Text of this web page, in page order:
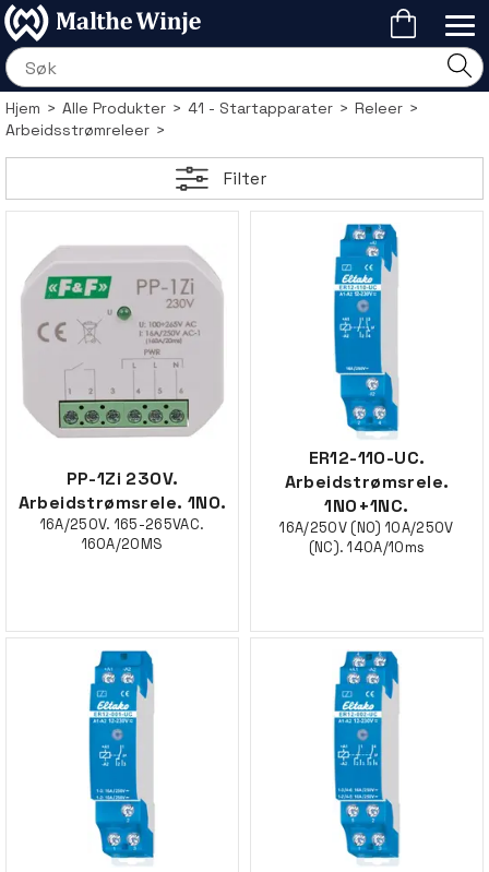
Hjem>Alle Produkter>41 - Startapparater>Releer>
Arbeidsstrømreleer>
Filter
PP-1Zi 230V.
Arbeidstrømsrele. 1NO.
16A/250V. 165-265VAC.
160A/20MS
ER12-110-UC.
Arbeidstrømsrele.
1NO+1NC.
16A/250V (NO) 10A/250V
(NC). 140A/10ms